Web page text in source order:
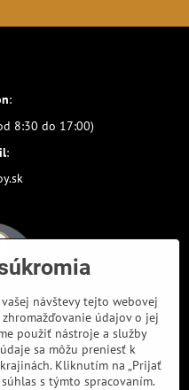
:
8:30 do 17:00)
:
návštevy tejto webovej
údajov o jej
použiť nástroje a služby
sa môžu preniesť k
Kliknutím na „Prijať
s týmto spracovaním.